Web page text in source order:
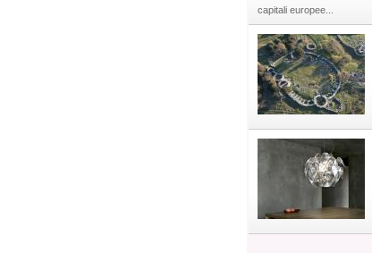
capitali europee...